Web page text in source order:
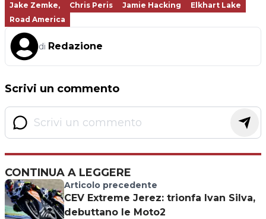
Jake Zemke,
Chris Peris Jamie Hacking
Elkhart Lake
Road America
di Redazione
Scrivi un commento
CONTINUA A LEGGERE
Articolo precedente
CEV Extreme Jerez: trionfa Ivan Silva,
debuttano le Moto2